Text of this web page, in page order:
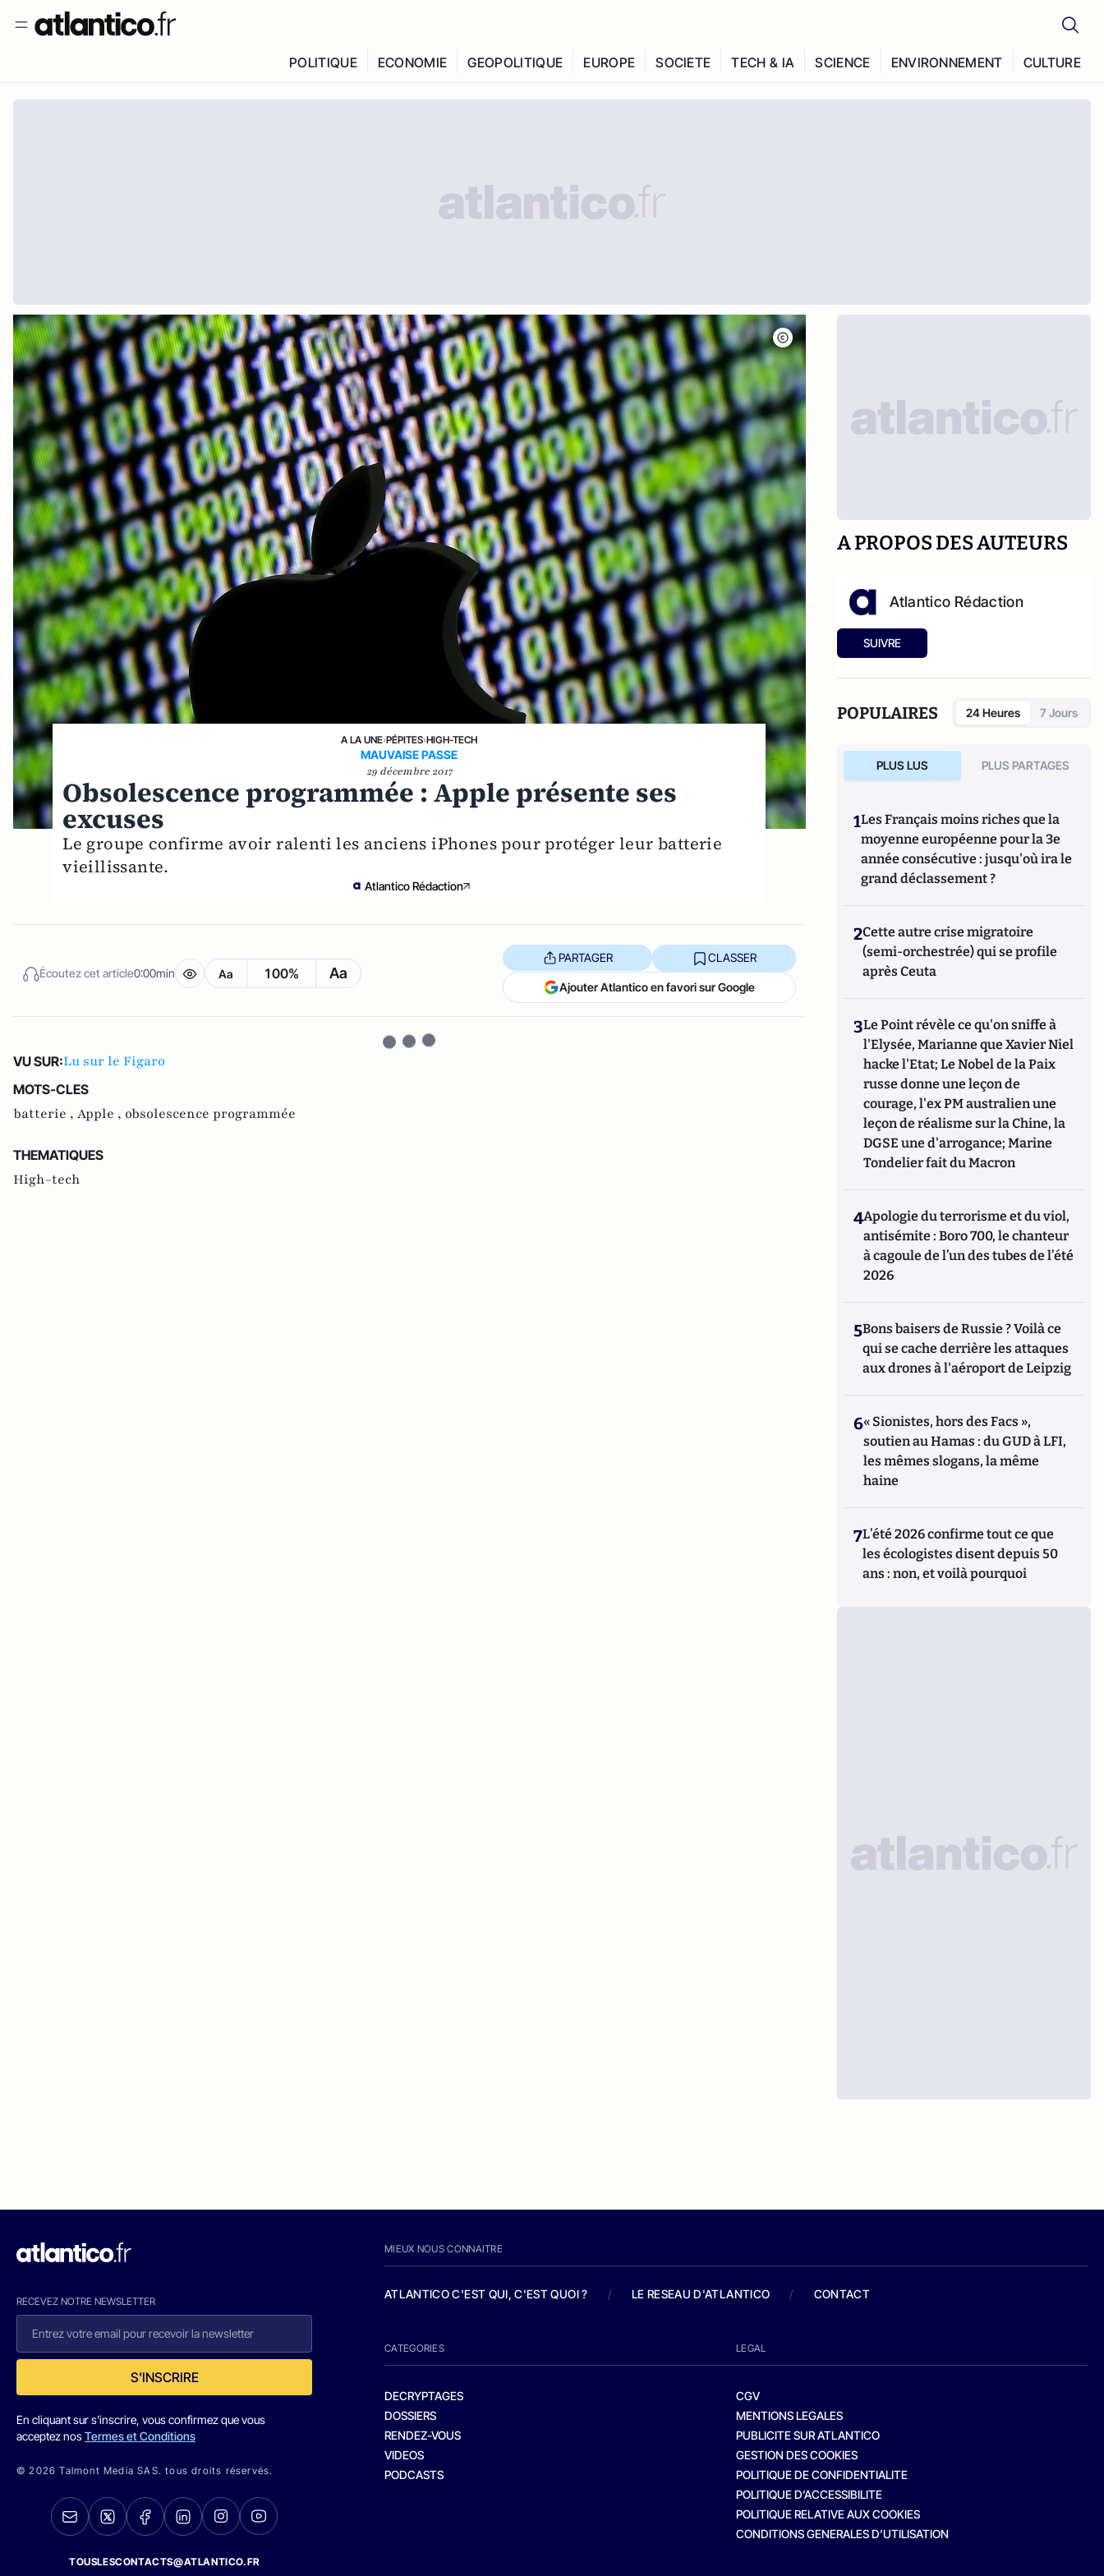
POLITIQUE ECONOMIE GEOPOLITIQUE EUROPE SOCIETE TECH & IA SCIENCE ENVIRONNEMENT CULTURE
A LA UNE›PÉPITES›HIGH-TECH
MAUVAISE PASSE
29 décembre 2017
Obsolescence programmée : Apple présente ses
excuses
Le groupe confirme avoir ralenti les anciens iPhones pour protéger leur batterie
vieillissante.
Atlantico Rédaction
Écoutez cet article0:00min Aa 100% Aa
PARTAGER CLASSER
Ajouter Atlantico en favori sur Google
VU SUR:Lu sur le Figaro
MOTS-CLES
batterie , Apple , obsolescence programmée
THEMATIQUES
High-tech
A PROPOS DES AUTEURS
Atlantico Rédaction
SUIVRE
POPULAIRES 24 Heures 7 Jours
PLUS LUS PLUS PARTAGES
1Les Français moins riches que la
moyenne européenne pour la 3e
année consécutive : jusqu'où ira le
grand déclassement ?
2Cette autre crise migratoire
(semi-orchestrée) qui se profile
après Ceuta
3Le Point révèle ce qu'on sniffe à
l'Elysée, Marianne que Xavier Niel
hacke l'Etat; Le Nobel de la Paix
russe donne une leçon de
courage, l'ex PM australien une
leçon de réalisme sur la Chine, la
DGSE une d'arrogance; Marine
Tondelier fait du Macron
4Apologie du terrorisme et du viol,
antisémite : Boro 700, le chanteur
à cagoule de l’un des tubes de l’été
2026
5Bons baisers de Russie ? Voilà ce
qui se cache derrière les attaques
aux drones à l'aéroport de Leipzig
6« Sionistes, hors des Facs »,
soutien au Hamas : du GUD à LFI,
les mêmes slogans, la même
haine
7L’été 2026 confirme tout ce que
les écologistes disent depuis 50
ans : non, et voilà pourquoi
RECEVEZ NOTRE NEWSLETTER
S'INSCRIRE
En cliquant sur s'inscrire, vous confirmez que vous
acceptez nosTermes et Conditions
© 2026 Talmont Media SAS. tous droits réservés.
TOUSLESCONTACTS@ATLANTICO.FR
MIEUX NOUS CONNAITRE
ATLANTICO C'EST QUI, C'EST QUOI ? / LE RESEAU D'ATLANTICO / CONTACT
CATEGORIES
DECRYPTAGES
DOSSIERS
RENDEZ-VOUS
VIDEOS
PODCASTS
LEGAL
CGV
MENTIONS LEGALES
PUBLICITE SUR ATLANTICO
GESTION DES COOKIES
POLITIQUE DE CONFIDENTIALITE
POLITIQUE D’ACCESSIBILITE
POLITIQUE RELATIVE AUX COOKIES
CONDITIONS GENERALES D’UTILISATION